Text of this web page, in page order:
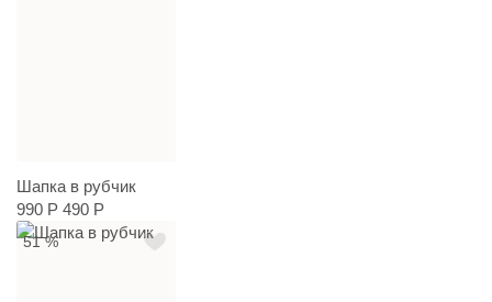
Шапка в рубчик
990 Р 490 Р
51 %